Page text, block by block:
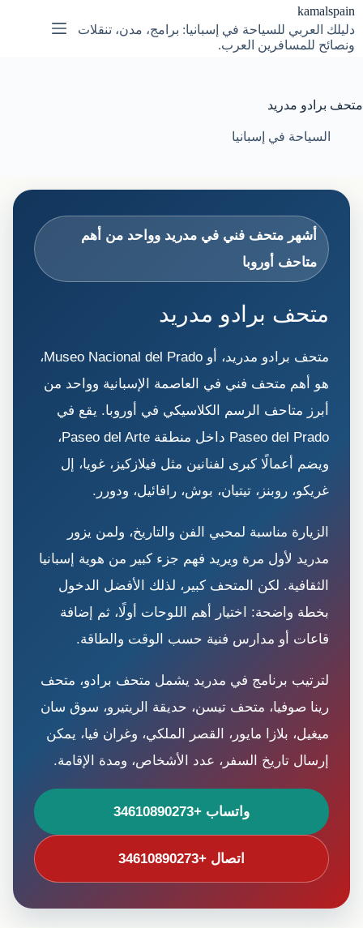
التجاوز
إلى
المحتوى
kamalspain
دليلك العربي للسياحة في إسبانيا: برامج، مدن، تنقلات
ونصائح للمسافرين العرب.
متحف برادو مدريد
السياحة في إسبانيا
أشهر متحف فني في مدريد وواحد من أهم
متاحف أوروبا
متحف برادو مدريد
متحف برادو مدريد، أو Museo Nacional del Prado،
هو أهم متحف فني في العاصمة الإسبانية وواحد من
أبرز متاحف الرسم الكلاسيكي في أوروبا. يقع في
Paseo del Prado داخل منطقة Paseo del Arte،
ويضم أعمالًا كبرى لفنانين مثل فيلازكيز، غويا، إل
غريكو، روبنز، تيتيان، بوش، رافائيل، ودورر.
الزيارة مناسبة لمحبي الفن والتاريخ، ولمن يزور
مدريد لأول مرة ويريد فهم جزء كبير من هوية إسبانيا
الثقافية. لكن المتحف كبير، لذلك الأفضل الدخول
بخطة واضحة: اختيار أهم اللوحات أولًا، ثم إضافة
قاعات أو مدارس فنية حسب الوقت والطاقة.
لترتيب برنامج في مدريد يشمل متحف برادو، متحف
رينا صوفيا، متحف تيسن، حديقة الريتيرو، سوق سان
ميغيل، بلازا مايور، القصر الملكي، وغران فيا، يمكن
إرسال تاريخ السفر، عدد الأشخاص، ومدة الإقامة.
واتساب +34610890273
اتصال +34610890273